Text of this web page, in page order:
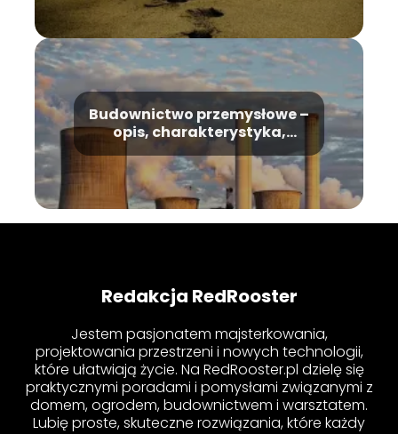
Budownictwo przemysłowe –
opis, charakterystyka,
przykłady
Redakcja RedRooster
Jestem pasjonatem majsterkowania,
projektowania przestrzeni i nowych technologii,
które ułatwiają życie. Na RedRooster.pl dzielę się
praktycznymi poradami i pomysłami związanymi z
domem, ogrodem, budownictwem i warsztatem.
Lubię proste, skuteczne rozwiązania, które każdy